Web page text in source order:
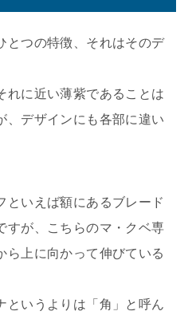
とつの特徴、それはそのデ
れに近い薄紫であることは
、デザインにも各部に違い
といえば額にあるブレード
すが、こちらのマ・クベ専
ら上に向かって伸びている
というよりは「角」と呼ん